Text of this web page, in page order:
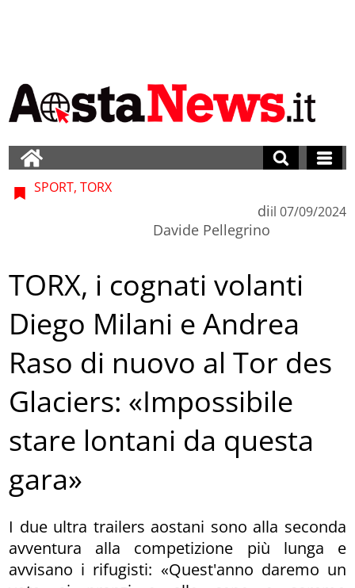
SPORT, TORX
di
Davide Pellegrino
il 07/09/2024
TORX, i cognati volanti
Diego Milani e Andrea
Raso di nuovo al Tor des
Glaciers: «Impossibile
stare lontani da questa
gara»
I due ultra trailers aostani sono alla seconda
avventura alla competizione più lunga e
avvisano i rifugisti: «Quest'anno daremo un